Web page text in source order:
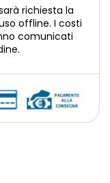
richiesta la
offline. I costi
comunicati